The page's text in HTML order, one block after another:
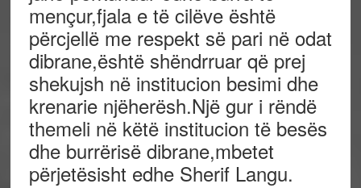
mençur,fjala e të cilëve është
përcjellë me respekt së pari në odat
dibrane,është shëndrruar që prej
shekujsh në institucion besimi dhe
krenarie njëherësh.Një gur i rëndë
themeli në këtë institucion të besës
dhe burrërisë dibrane,mbetet
përjetësisht edhe Sherif Langu.